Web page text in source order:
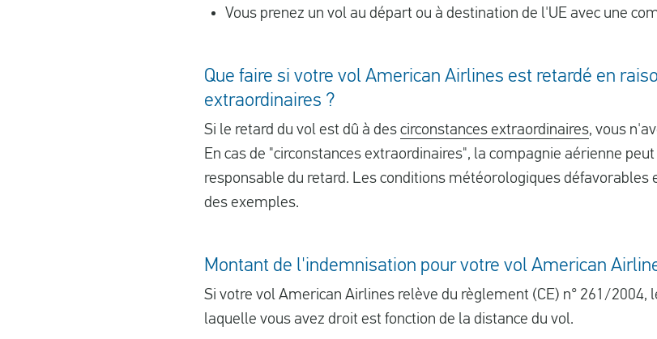
Vous prenez un vol au départ ou à destination de l'UE avec une
Que faire si votre vol American Airlines est retardé en
extraordinaires ?
Si le retard du vol est dû à des circonstances extraordinaires, vous
En cas de "circonstances extraordinaires", la compagnie aérienne
responsable du retard. Les conditions météorologiques défavorables
des exemples.
Montant de l'indemnisation pour votre vol American
Si votre vol American Airlines relève du règlement (CE) n° 261/
laquelle vous avez droit est fonction de la distance du vol.